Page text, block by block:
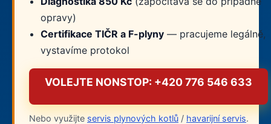
opravy)
Certifikace TIČR a F-plyny — pracujeme legálně,
vystavíme protokol
VOLEJTE NONSTOP: +420 776 546 633
Nebo využijte servis plynových kotlů / havarijní servis.